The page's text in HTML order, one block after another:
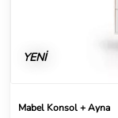
YENİ
Mabel Konsol + Ayna